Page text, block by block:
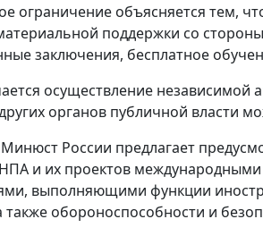
ограничение объясняется тем,
поддержки со
заключения, бесплатное
осуществление независимой
органов публичной власти
России предлагает
и их проектов
выполняющими функции
также обороноспособности и